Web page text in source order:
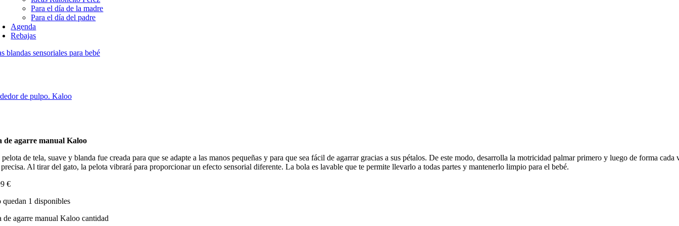
Para el día de la madre
Para el día del padre
Agenda
Rebajas
blandas sensoriales para bebé
de pulpo. Kaloo
de agarre manual Kaloo
pelota de tela, suave y blanda fue creada para que se adapte a las manos pequeñas y para que sea fácil de agarrar gracias a sus pétalos. De este modo, desarrolla la motricidad palmar primero y luego de forma cada
precisa. Al tirar del gato, la pelota vibrará para proporcionar un efecto sensorial diferente. La bola es lavable que te permite llevarlo a todas partes y mantenerlo limpio para el bebé.
€
quedan 1 disponibles
de agarre manual Kaloo cantidad